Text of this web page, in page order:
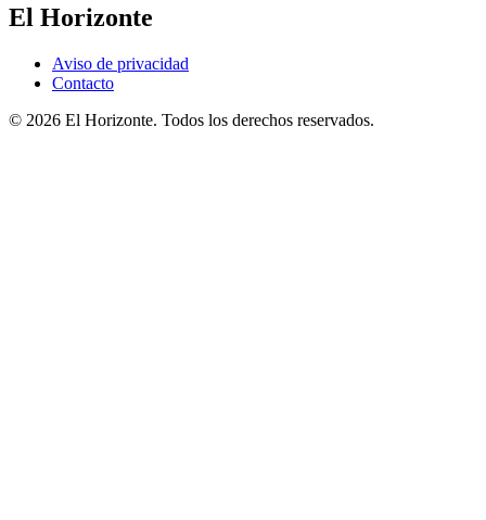
El Horizonte
Aviso de privacidad
Contacto
© 2026 El Horizonte. Todos los derechos reservados.